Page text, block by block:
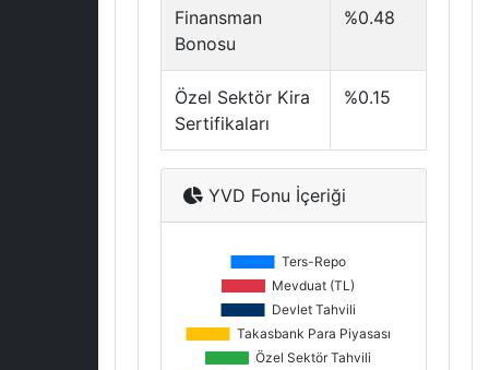
Finansman
Bonosu
%0.48
Özel Sektör Kira
Sertifikaları
%0.15
YVD Fonu İçeriği